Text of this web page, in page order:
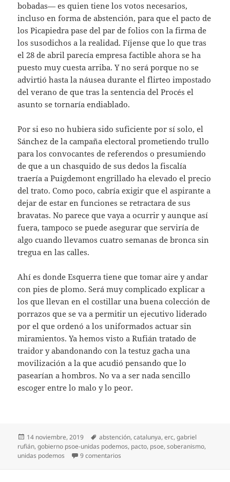
bobadas— es quien tiene los votos necesarios,
incluso en forma de abstención, para que el pacto de
los Picapiedra pase del par de folios con la firma de
los susodichos a la realidad. Fíjense que lo que tras
el 28 de abril parecía empresa factible ahora se ha
puesto muy cuesta arriba. Y no será porque no se
advirtió hasta la náusea durante el flirteo impostado
del verano de que tras la sentencia del Procés el
asunto se tornaría endiablado.
Por si eso no hubiera sido suficiente por sí solo, el
Sánchez de la campaña electoral prometiendo trullo
para los convocantes de referendos o presumiendo
de que a un chasquido de sus dedos la fiscalía
traería a Puigdemont engrillado ha elevado el precio
del trato. Como poco, cabría exigir que el aspirante a
dejar de estar en funciones se retractara de sus
bravatas. No parece que vaya a ocurrir y aunque así
fuera, tampoco se puede asegurar que serviría de
algo cuando llevamos cuatro semanas de bronca sin
tregua en las calles.
Ahí es donde Esquerra tiene que tomar aire y andar
con pies de plomo. Será muy complicado explicar a
los que llevan en el costillar una buena colección de
porrazos que se va a permitir un ejecutivo liderado
por el que ordenó a los uniformados actuar sin
miramientos. Ya hemos visto a Rufián tratado de
traidor y abandonando con la testuz gacha una
movilización a la que acudió pensando que lo
pasearían a hombros. No va a ser nada sencillo
escoger entre lo malo y lo peor.
Publicado
el
14 noviembre, 2019 Etiquetas
abstención,catalunya,erc,gabriel
rufián,gobierno psoe-unidas podemos, pacto, psoe,soberanismo,
unidas podemos
9 comentarios